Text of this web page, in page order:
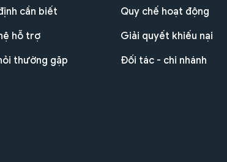
cần biết
hỗ trợ
thường gặp
Quy chế hoạt động
Giải quyết khiếu nại
Đối tác - chi nhánh